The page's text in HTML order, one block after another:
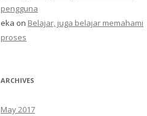
pengguna
eka on Belajar, juga belajar memahami
proses
ARCHIVES
May 2017